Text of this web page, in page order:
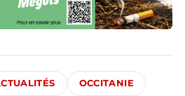
OCCITANIE